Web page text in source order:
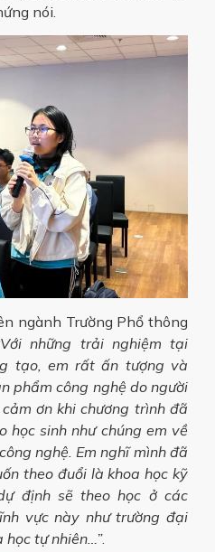
nói.
ngành Trường Phổ thông
những trải nghiệm tại
tạo, em rất ấn tượng và
phẩm công nghệ do người
ơn khi chương trình đã
học sinh như chúng em về
nghệ. Em nghĩ mình đã
theo đuổi là khoa học kỹ
định sẽ theo học ở các
vực này như trường đại
học tự nhiên…”.